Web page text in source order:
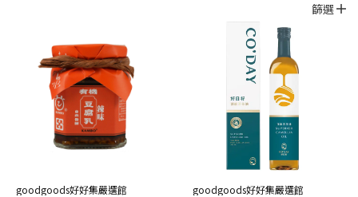
篩選
goodgoods好好集嚴選館 goodgoods好好集嚴選館